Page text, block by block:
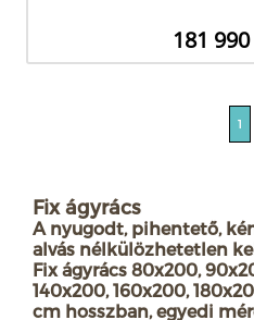
181
1
Fix ágyrács
A nyugodt, pihentető,
alvás nélkülözhetetlen
Fix ágyrács 80x200,
140x200, 160x200,
cm hosszban, egyedi